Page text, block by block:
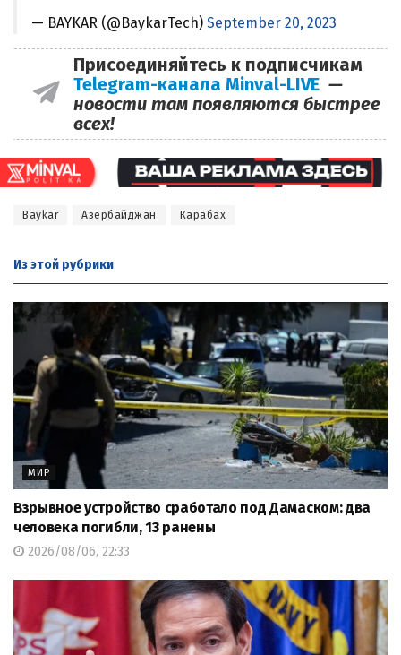
— BAYKAR (@BaykarTech) September 20, 2023
Присоединяйтесь к подписчикам
Telegram-канала Minval-LIVE —
новости там появляются быстрее
всех!
Baykar Азербайджан Карабах
Из этой рубрики
МИР
Взрывное устройство сработало под Дамаском: два
человека погибли, 13 ранены
2026/08/06, 22:33